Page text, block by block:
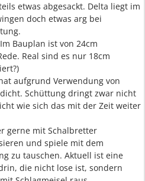
etwas abgesackt. Delta liegt im
doch etwas arg bei
Bauplan ist von 24cm
Real sind es nur 18cm
aufgrund Verwendung von
Schüttung dringt zwar nicht
wie sich das mit der Zeit weiter
gerne mit Schalbretter
und spiele mit dem
zu tauschen. Aktuell ist eine
die nicht lose ist, sondern